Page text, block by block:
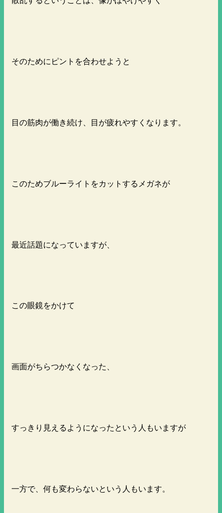
そのためにピントを合わせようと
目の筋肉が働き続け、目が疲れやすくなります。
このためブルーライトをカットするメガネが
最近話題になっていますが、
この眼鏡をかけて
画面がちらつかなくなった、
すっきり見えるようになったという人もいますが
一方で、何も変わらないという人もいます。